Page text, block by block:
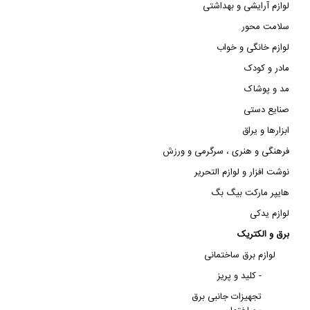
لوازم آرایشی و بهداشتی
سلامت محور
لوازم خانگی و خواب
مادر و کودک
مد و پوشاک
صنایع دستی
ابزارها و یراق
فرهنگی و هنری ، سرگرمی و ورزش
نوشت افزار و لوازم التحریر
هایپر مارکت بیگ بگ
لوازم یدکی
برق و الکتریک
لوازم برق ساختمانی
کلید و پریز -
تجهیزات جانبی برق